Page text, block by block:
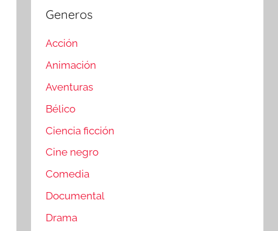
Generos
Acción
Animación
Aventuras
Bélico
Ciencia ficción
Cine negro
Comedia
Documental
Drama